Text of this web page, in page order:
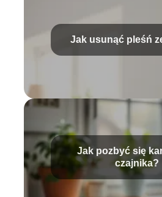
Jak usunąć pleśń
Jak pozbyć się
czajnika?